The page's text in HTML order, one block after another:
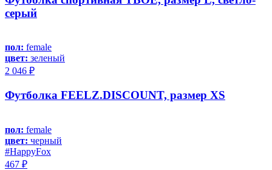
серый
пол: female
цвет: зеленый
2 046 ₽
Футболка FEELZ.DISCOUNT, размер XS
пол: female
цвет: черный
#HappyFox
467 ₽